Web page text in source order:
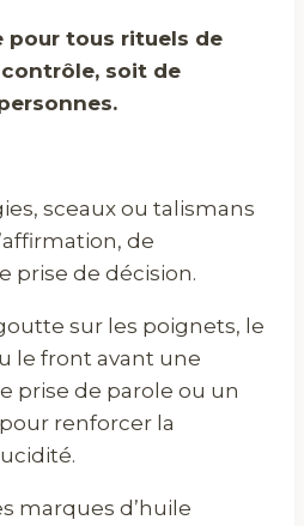
pour tous rituels de
soit de
sceaux ou talismans
de
prise de décision.
sur les poignets, le
le front avant une
prise de parole ou un
renforcer la
marques d’huile